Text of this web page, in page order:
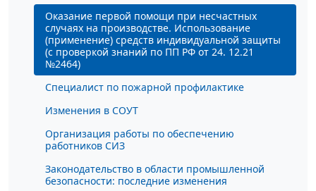
Оказание первой помощи при несчастных
случаях на производстве. Использование
(применение) средств индивидуальной защиты
(с проверкой знаний по ПП РФ от 24. 12.21
№2464)
Специалист по пожарной профилактике
Изменения в СОУТ
Организация работы по обеспечению
работников СИЗ
Законодательство в области промышленной
безопасности: последние изменения